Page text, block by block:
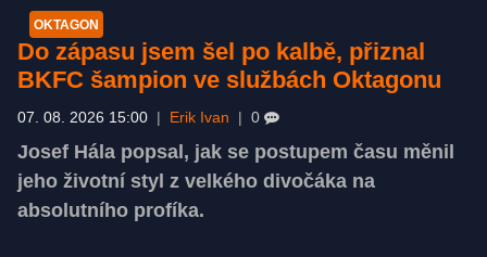
OKTAGON
Do zápasu jsem šel po kalbě, přiznal
BKFC šampion ve službách Oktagonu
07. 08. 2026 15:00 Erik Ivan 0
Josef Hála popsal, jak se postupem času měnil
jeho životní styl z velkého divočáka na
absolutního profíka.